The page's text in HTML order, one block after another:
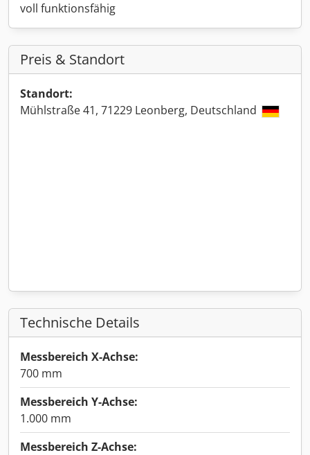
voll funktionsfähig
Preis & Standort
Standort:
Mühlstraße 41, 71229 Leonberg, Deutschland
Technische Details
Messbereich X-Achse:
700 mm
Messbereich Y-Achse:
1.000 mm
Messbereich Z-Achse: